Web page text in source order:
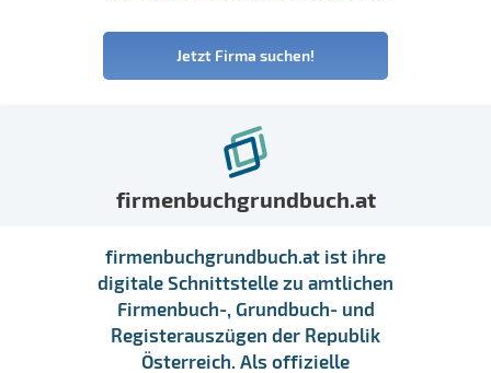
Jetzt Firma suchen!
firmenbuchgrundbuch.at
firmenbuchgrundbuch.at ist ihre
digitale Schnittstelle zu amtlichen
Firmenbuch-, Grundbuch- und
Registerauszügen der Republik
Österreich. Als offizielle